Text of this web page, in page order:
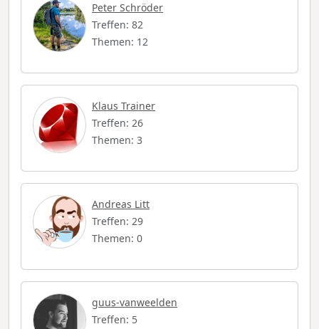
Peter Schröder
Treffen: 82
Themen: 12
Klaus Trainer
Treffen: 26
Themen: 3
Andreas Litt
Treffen: 29
Themen: 0
guus-vanweelden
Treffen: 5